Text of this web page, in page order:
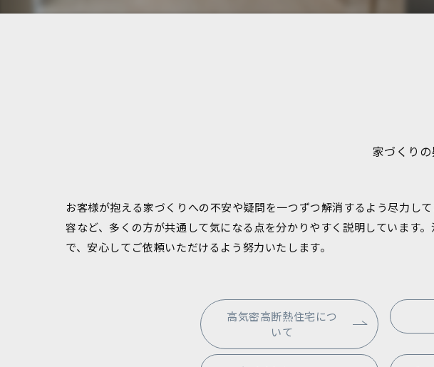
家づくり
お客様が抱える家づくりへの不安や疑問を一つずつ解消するよう尽力し
容など、多くの方が共通して気になる点を分かりやすく説明しています
で、安心してご依頼いただけるよう努力いたします。
高気密高断熱住宅につ
いて